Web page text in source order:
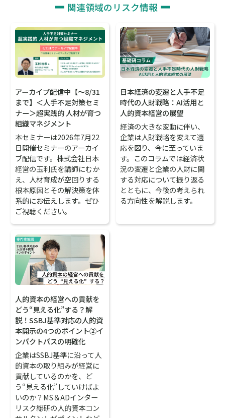
関連領域のリスク情報
アーカイブ配信中【～8/31
まで】＜人手不足対策セミ
ナー＞超実践的 人材が育つ
組織マネジメント
本セミナーは2026年7月22
日開催セミナーのアーカイ
ブ配信です。株式会社日本
経営の玉利氏を講師にむか
え、人材育成が空回りする
根本原因とその解決策を体
系的にお伝えします。ぜひ
ご視聴ください。
日本経済の変遷と人手不足
時代の人財戦略：AI活用と
人的資本経営の展望
経済の大きな変動に伴い、
企業は人財戦略を変えて適
応を図り、今に至っていま
す。このコラムでは経済状
況の変遷と企業の人財に関
する対応について振り返る
とともに、今後の考えられ
る方向性を解説します。
人的資本の経営への貢献を
どう“見える化”する？解
説！SSBJ基準対応の人的資
本開示の4つのポイント②イ
ンパクトパスの明確化
企業はSSBJ基準に沿って人
的資本の取り組みが経営に
貢献しているのかを、ど
う“見える化”していけばよ
いのか？MS＆ADインター
リスク総研の人的資本コン